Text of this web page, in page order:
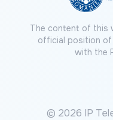
The content of this
official position of
with the
© 2026 IP